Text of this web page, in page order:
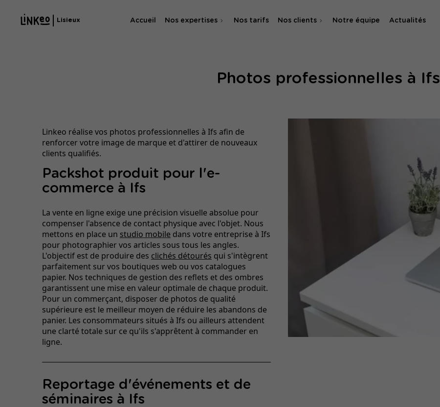
Lisieux Accueil Nos expertises
Agence SEA & SMA
Nos tarifs Nos clients Notre équipe Actualités
Photos professionnelles à Ifs
Linkeo réalise vos photos professionnelles à Ifs afin de
renforcer votre image de marque et d'attirer de nouveaux
clients qualifiés.
Packshot produit pour l'e-
commerce à Ifs
La vente en ligne exige une précision visuelle absolue pour
compenser l'absence de contact physique avec l'objet. Nous
mettons en place un studio mobile dans votre entreprise à Ifs
pour photographier vos articles sous tous les angles.
L'objectif est de produire des clichés détourés qui s'intègrent
parfaitement sur vos boutiques web ou vos catalogues
papier. Nos techniques de gestion des reflets et des ombres
garantissent une mise en valeur optimale de chaque produit.
Pour un commerçant, disposer de photos de qualité
supérieure est le meilleur moyen de réduire les abandons de
panier. Les consommateurs situés à Ifs ou ailleurs attendent
une clarté totale sur ce qu'ils s'apprêtent à commander en
ligne.
Reportage d'événements et de
séminaires à Ifs